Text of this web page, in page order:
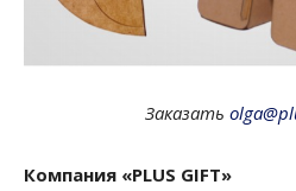
Заказать
Компания «PLUS GIFT»